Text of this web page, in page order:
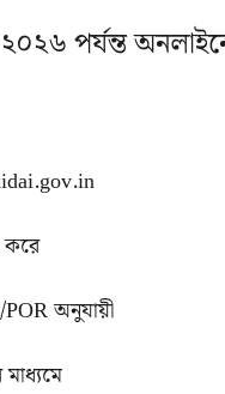
পর্যন্ত
অনুযায়ী